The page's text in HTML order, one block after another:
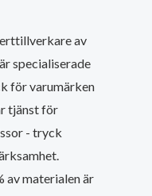
av
specialiserade
för varumärken
tjänst för
- tryck
av materialen är